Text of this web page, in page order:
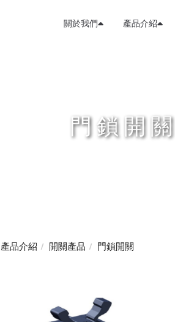
關於我們 產品介紹
門鎖開關
產品介紹 開關產品 門鎖開關